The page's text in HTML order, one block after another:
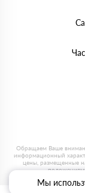
Мы